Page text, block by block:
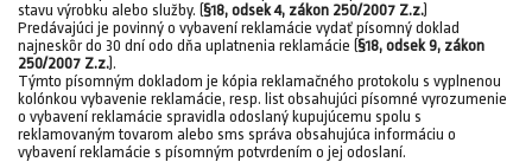
stavu výrobku alebo služby. (§18, odsek 4, zákon 250/2007 Z.z.)
Predávajúci je povinný o vybavení reklamácie vydať písomný doklad
najneskôr do 30 dní odo dňa uplatnenia reklamácie (§18, odsek 9, zákon
250/2007 Z.z.).
Týmto písomným dokladom je kópia reklamačného protokolu s vyplnenou
kolónkou vybavenie reklamácie, resp. list obsahujúci písomné vyrozumenie
o vybavení reklamácie spravidla odoslaný kupujúcemu spolu s
reklamovaným tovarom alebo sms správa obsahujúca informáciu o
vybavení reklamácie s písomným potvrdením o jej odoslaní.